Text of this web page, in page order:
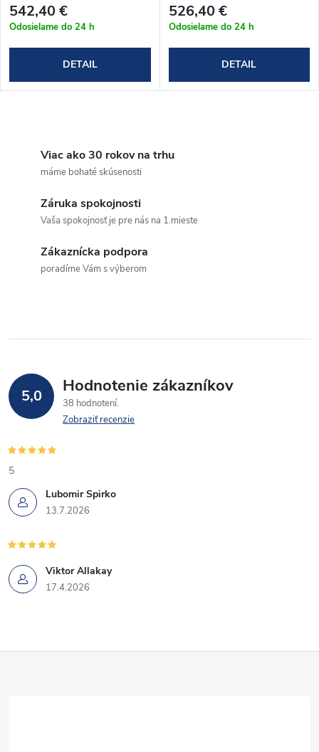
(MYSD_155C)
542,40 €
Odosielame do 24 h
DETAIL
(MYSD_145C)
526,40 €
Odosielame do 24 h
DETAIL
i
p
r
v
k
y
ý
p
s
Viac ako 30 rokov na trhu
máme bohaté skúsenosti
Záruka spokojnosti
Vaša spokojnosť je pre nás na 1.mieste
Zákaznícka podpora
poradíme Vám s výberom
5,0 Hodnotenie zákazníkov
38 hodnotení
Zobraziť recenzie
Lubomir Spirko
13.7.2026
5
Viktor Allakay
17.4.2026